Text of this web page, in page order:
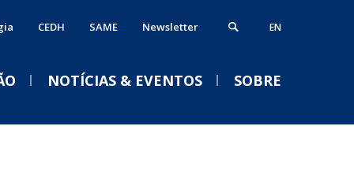
EN
CEDH SAME Newsletter
NOTÍCIAS & EVENTOS SOBRE